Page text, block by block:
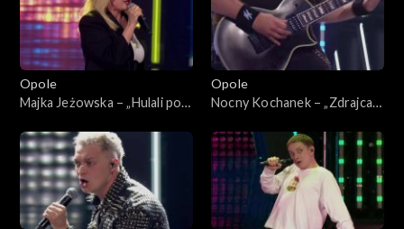
Opole
Majka Jeżowska – „Hulali po
„SuperJedynki”
Opole
Nocny Kochanek – „Zdrajca
„SuperJedynki”